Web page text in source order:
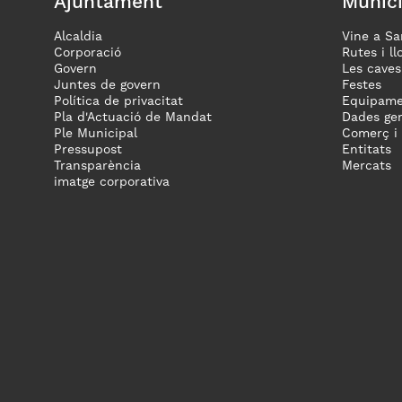
Alcaldia
Corporació
Govern
Juntes de govern
Política de privacitat
Pla d'Actuació de Mandat
Ple Municipal
Pressupost
Transparència
imatge corporativa
Vine a
Rutes i
Les caves
Festes
Dades
Comerç i
Entitats
Mercats